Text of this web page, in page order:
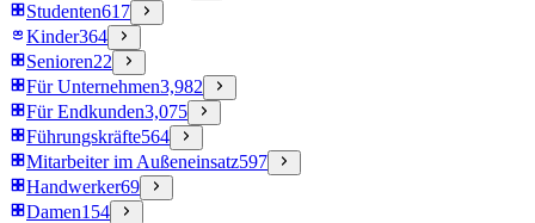
Studenten617
Kinder364
Senioren22
Für Unternehmen3,982
Für Endkunden3,075
Führungskräfte564
Mitarbeiter im Außeneinsatz597
Handwerker69
Damen154